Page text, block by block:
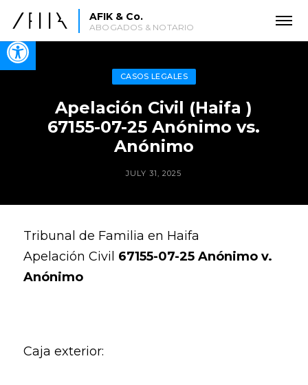
Open toolbar
AFIK & Co.
ABOGADOS & NOTARIO
CASOS LEGALES
Apelación Civil (Haifa )
67155-07-25 Anónimo vs.
Anónimo
JULY 31, 2025
Tribunal de Familia en Haifa
Apelación Civil 67155-07-25 Anónimo v.
Anónimo
Caja exterior: